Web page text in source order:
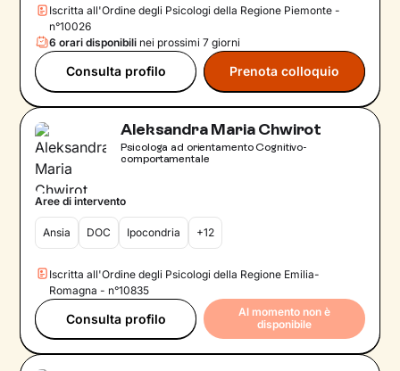
Iscritta all'Ordine degli Psicologi della Regione Piemonte -
n°10026
6 orari disponibili nei prossimi 7 giorni
Consulta profilo Prenota colloquio
Aleksandra Maria Chwirot
Psicologa ad orientamento Cognitivo-
comportamentale
Aree di intervento
Ansia DOC Ipocondria +12
Iscritta all'Ordine degli Psicologi della Regione Emilia-
Romagna - n°10835
Consulta profilo
Al momento non è
disponibile